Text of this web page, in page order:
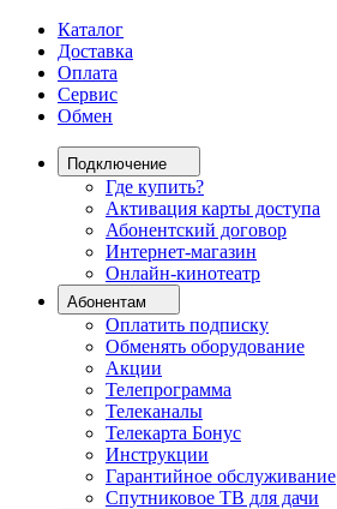
Каталог
Доставка
Оплата
Сервис
Обмен
Подключение
Где купить?
Активация карты доступа
Абонентский договор
Интернет-магазин
Онлайн-кинотеатр
Абонентам
Оплатить подписку
Обменять оборудование
Акции
Телепрограмма
Телеканалы
Телекарта Бонус
Инструкции
Гарантийное обслуживание
Спутниковое ТВ для дачи